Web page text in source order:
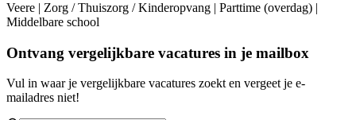
Veere | Zorg / Thuiszorg / Kinderopvang | Parttime (overdag) |
Middelbare school
Ontvang vergelijkbare vacatures in je mailbox
Vul in waar je vergelijkbare vacatures zoekt en vergeet je e-
mailadres niet!